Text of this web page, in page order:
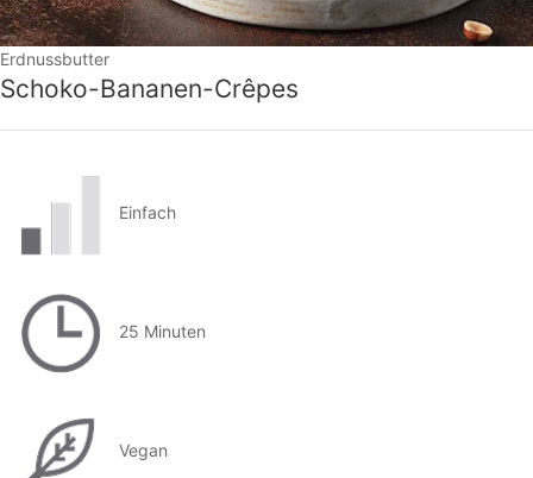
Erdnussbutter
Schoko-Bananen-Crêpes
Einfach
25 Minuten
Vegan